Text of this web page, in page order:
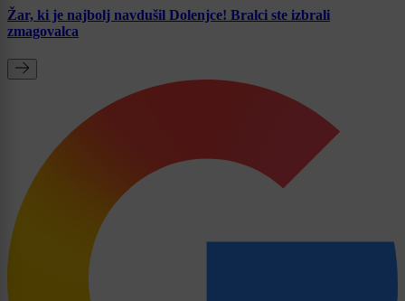
Žar, ki je najbolj navdušil Dolenjce! Bralci ste izbrali
zmagovalca